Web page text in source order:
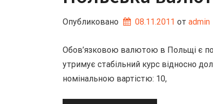
Опубликовано 08.11.2011 от admin
Обов’язковою валютою в Польщі є
утримує стабільний курс відносно
номінальною вартістю: 10,